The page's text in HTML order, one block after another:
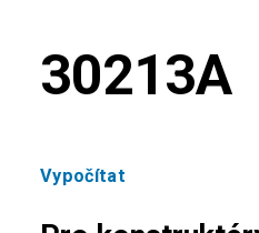
30213A
Vypočítat